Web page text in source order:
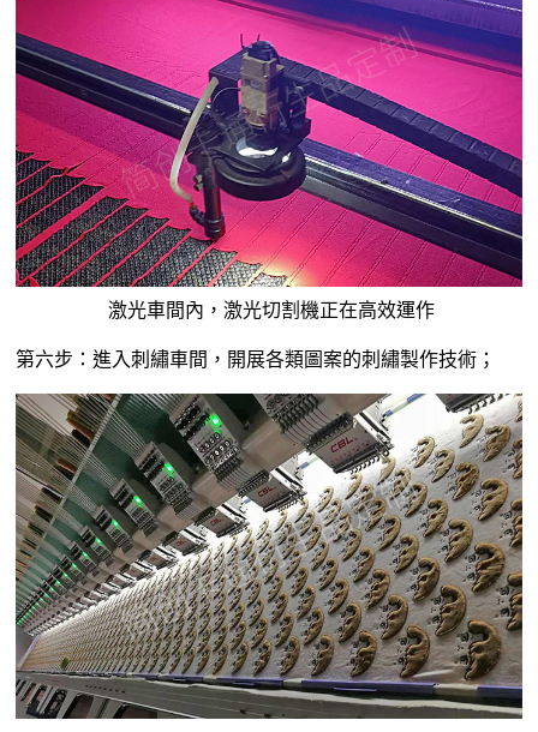
激光車間內，激光切割機正在高效運作
第六步：進入刺繡車間，開展各類圖案的刺繡製作技術；